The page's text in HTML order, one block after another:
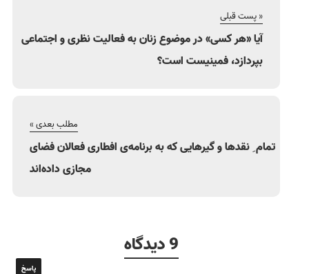
« پست قبلی
آیا «هر کسی» در موضوع زنان به فعالیت نظری و اجتماعی
بپردازد، فمینیست است؟
مطلب بعدی »
تمام ِ نقدها و گیرهایی که به برنامه‌ی افطاری فعالان فضای
مجازی داده‌اند
9 دیدگاه
پاسخ